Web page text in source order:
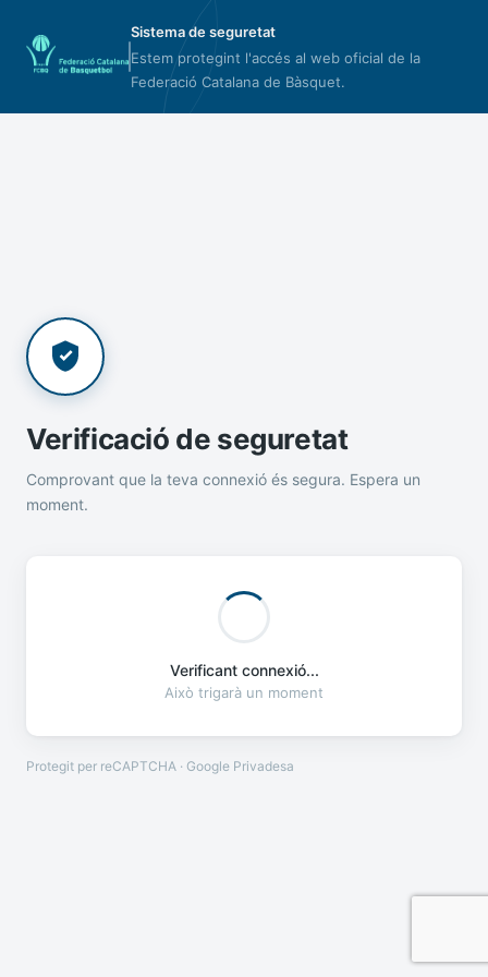
Sistema de seguretat
Estem protegint l'accés al web oficial de la
Federació Catalana de Bàsquet.
Verificació de seguretat
Comprovant que la teva connexió és segura. Espera un
moment.
Verificant connexió...
Això trigarà un moment
Protegit per reCAPTCHA · Google Privadesa